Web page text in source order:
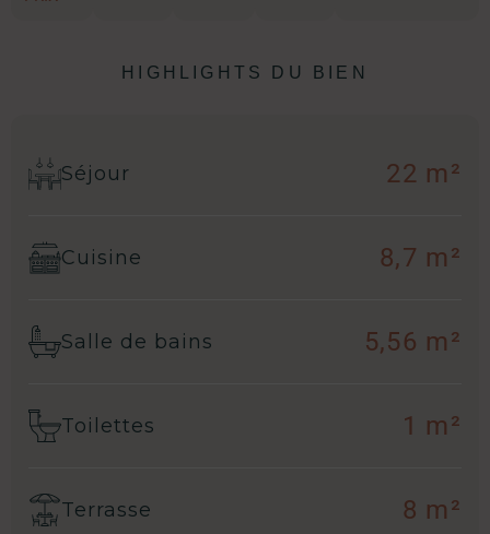
HIGHLIGHTS DU BIEN
Séjour 22 m²
Cuisine 8,7 m²
Salle de bains 5,56 m²
Toilettes 1 m²
Terrasse 8 m²